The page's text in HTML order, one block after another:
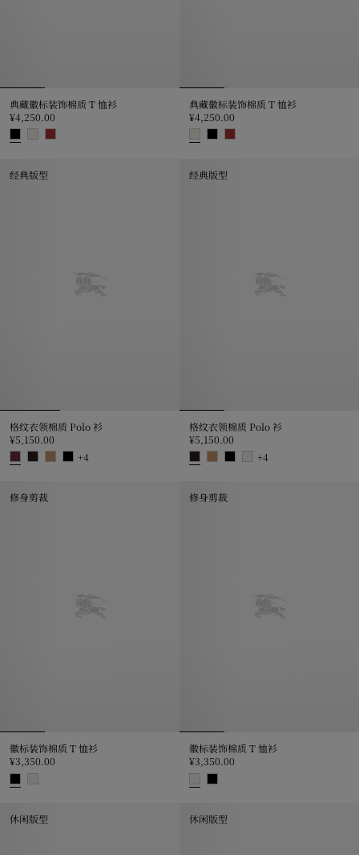
典藏徽标装饰棉质 T 恤衫
¥4,250.00
典藏徽标装饰棉质 T 恤衫
¥4,250.00
经典版型
格纹衣领棉质 Polo 衫
¥5,150.00
+4
经典版型
格纹衣领棉质 Polo 衫
¥5,150.00
+4
修身剪裁
徽标装饰棉质 T 恤衫
¥3,350.00
修身剪裁
徽标装饰棉质 T 恤衫
¥3,350.00
休闲版型 休闲版型